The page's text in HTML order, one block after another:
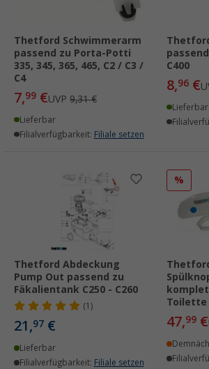
Thetford Schwimmerarm
passend zu Porta-Potti
335, 345, 365, 465, C2 / C3 /
C4
7,99 €UVP 9,31 €
Lieferbar
Filialverfügbarkeit: Filiale setzen
C400
8,96 €
Lieferbar
Thetford Abdeckung
Pump Out passend zu
Fäkalientank C250 - C260
(1)
21,97 €
Lieferbar
Filialverfügbarkeit: Filiale setzen
%
Toilette
47,99 €